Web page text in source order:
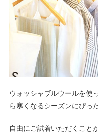
ウォッシャブルウールを使
ら寒くなるシーズンにぴっ
自由にご試着いただくこと